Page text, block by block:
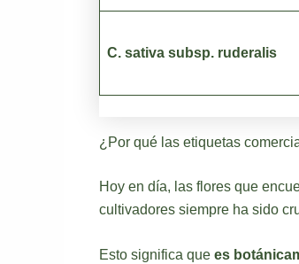
C. sativa subsp. ruderalis
¿Por qué las etiquetas
Hoy en día, las flores que
cultivadores siempre ha sido
Esto significa que es